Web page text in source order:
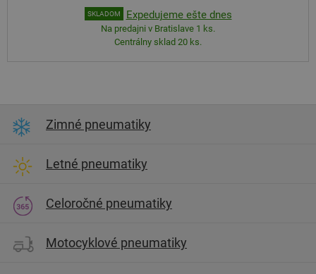
SKLADOM Expedujeme ešte dnes
Na predajni v Bratislave 1 ks.
Centrálny sklad 20 ks.
Zimné pneumatiky
Letné pneumatiky
Celoročné pneumatiky
Motocyklové pneumatiky